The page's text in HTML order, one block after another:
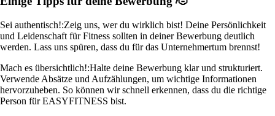
Sei authentisch!:Zeig uns, wer du wirklich bist! Deine Persönlichkeit
und Leidenschaft für Fitness sollten in deiner Bewerbung deutlich
werden. Lass uns spüren, dass du für das Unternehmertum brennst!
Mach es übersichtlich!:Halte deine Bewerbung klar und strukturiert.
Verwende Absätze und Aufzählungen, um wichtige Informationen
hervorzuheben. So können wir schnell erkennen, dass du die richtige
Person für EASYFITNESS bist.